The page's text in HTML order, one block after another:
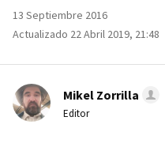
13 Septiembre 2016
Actualizado 22 Abril 2019, 21:48
Mikel Zorrilla
Editor